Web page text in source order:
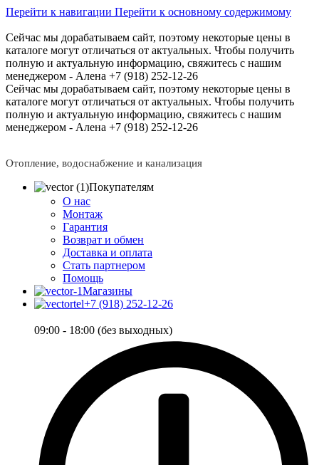
Перейти к навигации Перейти к основному содержимому
Сейчас мы дорабатываем сайт, поэтому некоторые цены в
каталоге могут отличаться от актуальных. Чтобы получить
полную и актуальную информацию, свяжитесь с нашим
менеджером - Алена +7 (918) 252-12-26
Сейчас мы дорабатываем сайт, поэтому некоторые цены в
каталоге могут отличаться от актуальных. Чтобы получить
полную и актуальную информацию, свяжитесь с нашим
менеджером - Алена +7 (918) 252-12-26
Отопление, водоснабжение и канализация
Покупателям
О нас
Монтаж
Гарантия
Возврат и обмен
Доставка и оплата
Стать партнером
Помощь
Магазины
+7 (918) 252-12-26
09:00 - 18:00 (без выходных)